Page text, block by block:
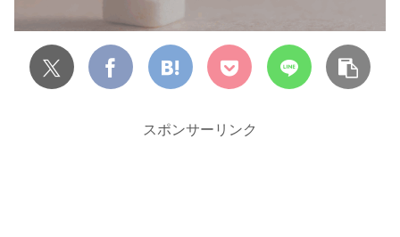
スポンサーリンク